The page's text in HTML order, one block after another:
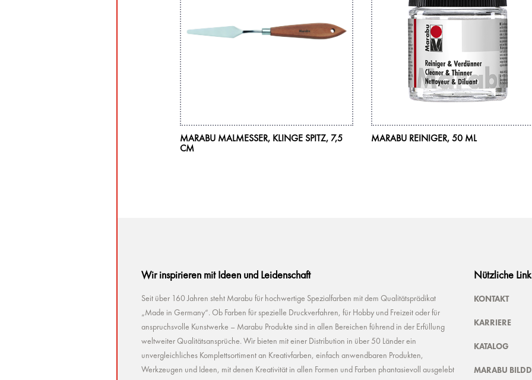
MARABU MALMESSER, KLINGE SPITZ, 7,5
CM
MARABU REINIGER, 50 ML
Wir inspirieren mit Ideen und Leidenschaft
Seit über 160 Jahren steht Marabu für hochwertige Spezialfarben mit dem Qualitätsprädikat
„Made in Germany“. Ob Farben für spezielle Druckverfahren, für Hobby und Freizeit oder für
anspruchsvolle Kunstwerke – Marabu Produkte sind in allen Bereichen führend in der Erfüllung
weltweiter Qualitätsansprüche. Wir bieten mit einer Distribution in über 50 Länder ein
unvergleichliches Komplettsortiment an Kreativfarben, einfach anwendbaren Produkten,
Werkzeugen und Ideen, mit denen Kreativität in allen Formen und Farben phantasievoll ausgelebt
Nützliche
KONTAKT
KARRIERE
KATALOG
MARABU